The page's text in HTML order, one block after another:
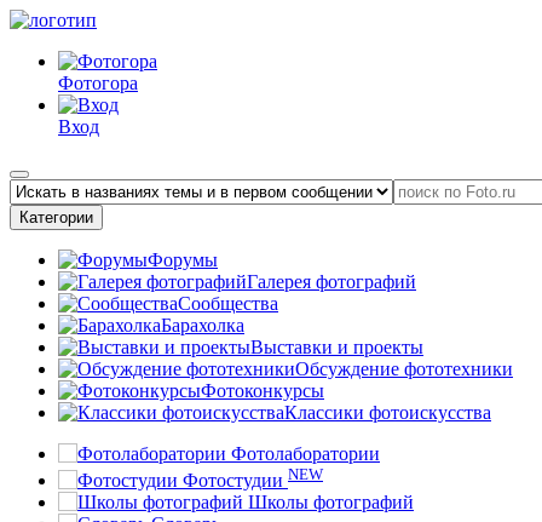
Фотогора
Вход
Категории
Форумы
Галерея фотографий
Сообщества
Барахолка
Выставки и проекты
Обсуждение фототехники
Фотоконкурсы
Классики фотоискусства
Фотолаборатории
Фотостудии NEW
Школы фотографий